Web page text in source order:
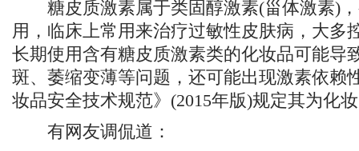
糖皮质激素属于类固醇激素(甾体激素)，
用，临床上常用来治疗过敏性皮肤病，大多
长期使用含有糖皮质激素类的化妆品可能导
斑、萎缩变薄等问题，还可能出现激素依赖
妆品安全技术规范》(2015年版)规定其为化
有网友调侃道：